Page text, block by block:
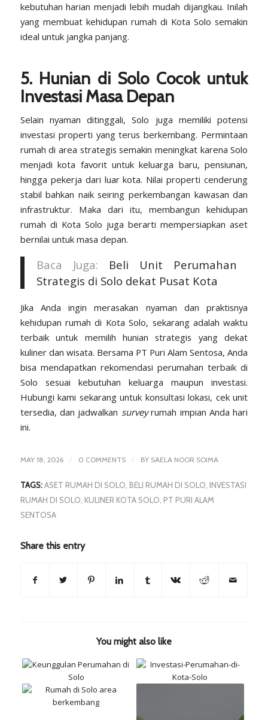
kebutuhan harian menjadi lebih mudah dijangkau. Inilah
yang membuat kehidupan rumah di Kota Solo semakin
ideal untuk jangka panjang.
5. Hunian di Solo Cocok untuk
Investasi Masa Depan
Selain nyaman ditinggali, Solo juga memiliki potensi
investasi properti yang terus berkembang. Permintaan
rumah di area strategis semakin meningkat karena Solo
menjadi kota favorit untuk keluarga baru, pensiunan,
hingga pekerja dari luar kota. Nilai properti cenderung
stabil bahkan naik seiring perkembangan kawasan dan
infrastruktur. Maka dari itu, membangun kehidupan
rumah di Kota Solo juga berarti mempersiapkan aset
bernilai untuk masa depan.
Baca Juga: Beli Unit Perumahan
Strategis di Solo dekat Pusat Kota
Jika Anda ingin merasakan nyaman dan praktisnya
kehidupan rumah di Kota Solo, sekarang adalah waktu
terbaik untuk memilih hunian strategis yang dekat
kuliner dan wisata. Bersama PT Puri Alam Sentosa, Anda
bisa mendapatkan rekomendasi perumahan terbaik di
Solo sesuai kebutuhan keluarga maupun investasi.
Hubungi kami sekarang untuk konsultasi lokasi, cek unit
tersedia, dan jadwalkan surveyrumah impian Anda hari
ini.
MAY 18, 2026 / 0 COMMENTS / BY SAELA NOOR SOIMA
TAGS: ASET RUMAH DI SOLO, BELI RUMAH DI SOLO, INVESTASI
RUMAH DI SOLO, KULINER KOTA SOLO, PT PURI ALAM
SENTOSA
Share this entry
You might also like